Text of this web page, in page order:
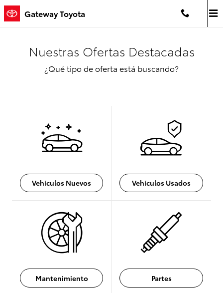
Saltar al contenido principal
Gateway Toyota
Nuestras Ofertas Destacadas
¿Qué tipo de oferta está buscando?
Vehículos Nuevos Vehículos Usados
Mantenimiento Partes